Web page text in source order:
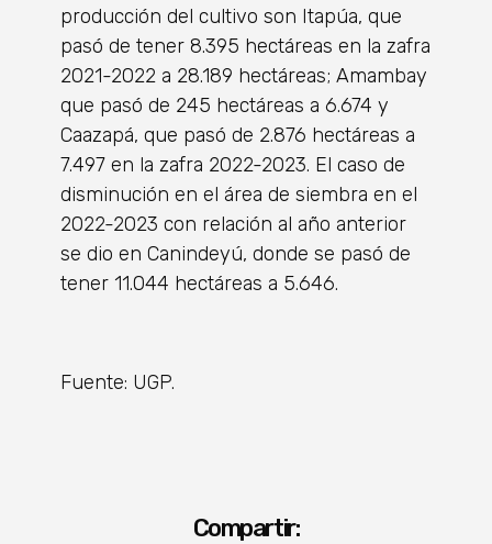
producción del cultivo son Itapúa, que
pasó de tener 8.395 hectáreas en la zafra
2021-2022 a 28.189 hectáreas; Amambay
que pasó de 245 hectáreas a 6.674 y
Caazapá, que pasó de 2.876 hectáreas a
7.497 en la zafra 2022-2023. El caso de
disminución en el área de siembra en el
2022-2023 con relación al año anterior
se dio en Canindeyú, donde se pasó de
tener 11.044 hectáreas a 5.646.
Fuente: UGP.
Compartir: